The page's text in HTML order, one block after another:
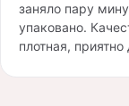
заняло пару
упаковано.
плотная,